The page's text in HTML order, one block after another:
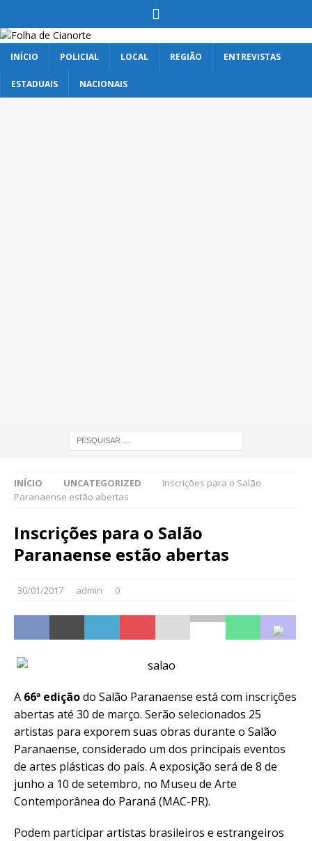
INÍCIO POLICIAL LOCAL REGIÃO ENTREVISTAS
ESTADUAIS NACIONAIS
INÍCIO UNCATEGORIZED
Inscrições para o Salão
Paranaense estão abertas
Inscrições para o Salão
Paranaense estão abertas
30/01/2017 admin 0
A 66ª ediçãodo Salão Paranaense está com inscrições
abertas até 30 de março. Serão selecionados 25
artistas para exporem suas obras durante o Salão
Paranaense, considerado um dos principais eventos
de artes plásticas do país. A exposição será de 8 de
junho a 10 de setembro, no Museu de Arte
Contemporânea do Paraná (MAC-PR).
Podem participar artistas brasileiros e estrangeiros